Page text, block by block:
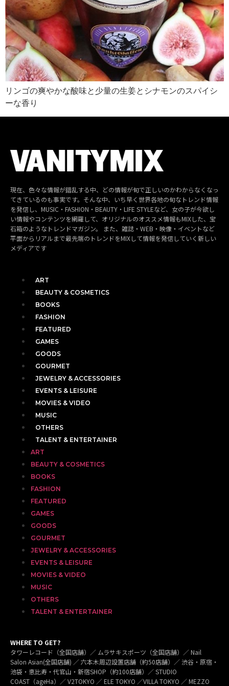
リンゴの爽やかな酸味と少量の生姜とシナモンのスパイシ
ーな香り
現在、色々な情報が錯乱する中、どの情報が旬で正しいのかわからなくなっ
てきているのも事実です。そんな中、いち早く世界各地の旬なトレンド情報
を発信し、MUSIC・FASHION・BEAUTY・LIFE STYLEなど、女の子が今欲し
い情報やコンテンツを網羅して、オリジナルのオススメ情報もMIXした、宝
石箱のようなトレンドマガジン。 また、雑誌・WEB・映像・イベントなど
平面からリアルまで最先端のトレンドをMIXして情報を発信していく新しい
メディアです
ART
BEAUTY & COSMETICS
BOOKS
FASHION
FEATURED
GAMES
GOODS
GOURMET
JEWELRY & ACCESSORIES
EVENTS & LEISURE
MOVIES & VIDEO
MUSIC
OTHERS
TALENT & ENTERTAINER
ART
BEAUTY & COSMETICS
BOOKS
FASHION
FEATURED
GAMES
GOODS
GOURMET
JEWELRY & ACCESSORIES
EVENTS & LEISURE
MOVIES & VIDEO
MUSIC
OTHERS
TALENT & ENTERTAINER
WHERE TO GET?
タワーレコード（全国店舗）／ ムラサキスポーツ（全国店舗）／ Nail
Salon Asian(全国店舗) ／ 六本木周辺設置店舗（約50店舗）／ 渋谷・原宿・
池袋・恵比寿・代官山・新宿SHOP（約100店舗）／ STUDIO
COAST（ageHa）／ V2TOKYO ／ ELE TOKYO ／VILLA TOKYO ／ MEZZO